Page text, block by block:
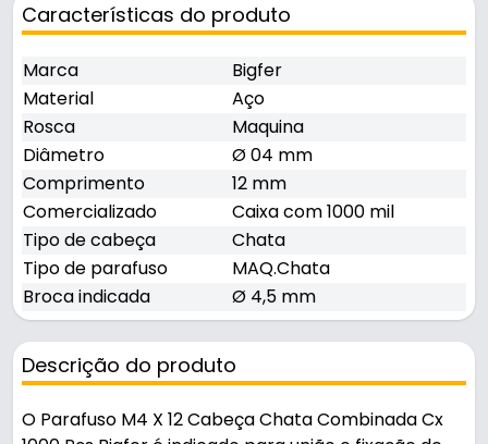
Características do produto
Marca
Bigfer
Material
Aço
Rosca
Maquina
Diâmetro
Ø 04 mm
Comprimento
12 mm
Comercializado
Caixa com 1000 mil
Tipo de cabeça
Chata
Tipo de parafuso
MAQ.Chata
Broca indicada
Ø 4,5 mm
Descrição do produto
O Parafuso M4 X 12 Cabeça Chata Combinada Cx